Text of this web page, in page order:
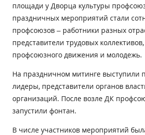
площади у Дворца культуры
праздничных мероприятий стали
профсоюзов – работники разных
представители трудовых
профсоюзного движения и молодежь.
На праздничном митинге выступили
лидеры, представители органов
организаций. После возле ДК
запустили фонтан.
В числе участников мероприятий